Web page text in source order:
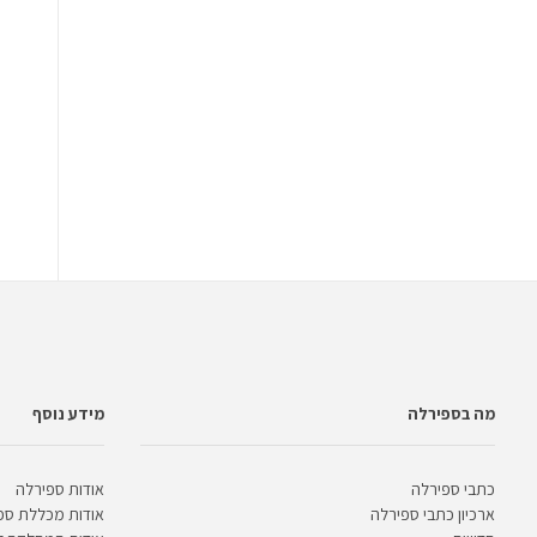
מידע נוסף
אודות ספירלה
אודות מכללת
מה בספירלה
כתבי ספירלה
ארכיון כתבי ספירלה